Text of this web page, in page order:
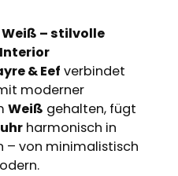
– stilvolle
& Eef verbindet
moderner
Weiß gehalten, fügt
harmonisch in
– von minimalistisch